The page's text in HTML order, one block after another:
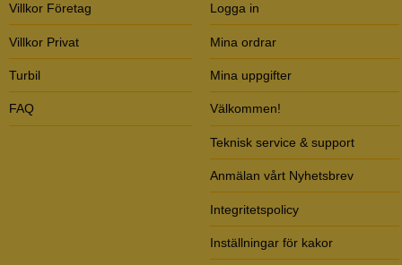
Villkor Företag
Villkor Privat
Turbil
FAQ
Logga in
Mina ordrar
Mina uppgifter
Välkommen!
Teknisk service & support
Anmälan vårt Nyhetsbrev
Integritetspolicy
Inställningar för kakor